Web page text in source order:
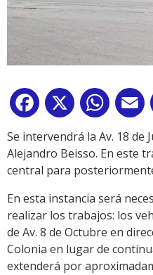
Facebook
X
Se intervendrá la Av. 18 de
Alejandro Beisso. En este
central para
En esta instancia será
realizar los trabajos: los
de Av. 8 de Octubre en
Colonia en lugar de
extenderá por